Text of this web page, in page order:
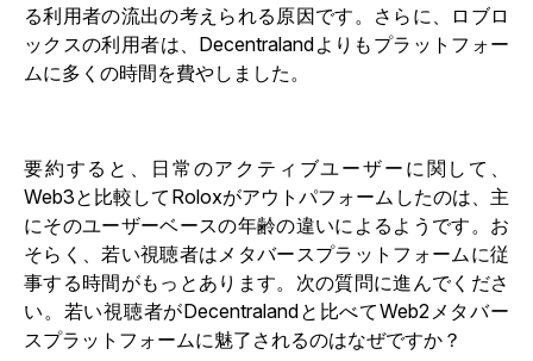
る利用者の流出の考えられる原因です。さらに、ロブロ
ックスの利用者は、Decentralandよりもプラットフォー
ムに多くの時間を費やしました。
要約すると、日常のアクティブユーザーに関して、
Web3と比較してRoloxがアウトパフォームしたのは、主
にそのユーザーベースの年齢の違いによるようです。お
そらく、若い視聴者はメタバースプラットフォームに従
事する時間がもっとあります。次の質問に進んでくださ
い。若い視聴者がDecentralandと比べてWeb2メタバー
スプラットフォームに魅了されるのはなぜですか？